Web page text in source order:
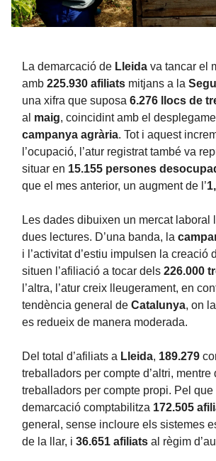
La demarcació de Lleida va tancar el
amb 225.930 afiliats mitjans a la
una xifra que suposa 6.276 llocs de
al maig, coincidint amb el
campanya agrària. Tot i aquest
l’ocupació, l’atur registrat també va
situar en 15.155 persones
que el mes anterior, un augment de l’
Les dades dibuixen un mercat laboral
dues lectures. D’una banda, la
i l’activitat d’estiu impulsen la creació
situen l’afiliació a tocar dels 226.000
l’altra, l’atur creix lleugerament, en
tendència general de Catalunya, on
es redueix de manera moderada.
Del total d’afiliats a Lleida, 189.279
treballadors per compte d’altri, mentre
treballadors per compte propi. Pel que
demarcació comptabilitza 172.505
general, sense incloure els sistemes
de la llar, i 36.651 afiliats al règim